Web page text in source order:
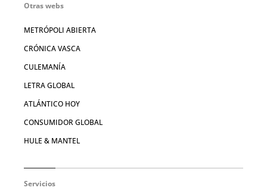
Otras webs
METRÓPOLI ABIERTA
CRÓNICA VASCA
CULEMANÍA
LETRA GLOBAL
ATLÁNTICO HOY
CONSUMIDOR GLOBAL
HULE & MANTEL
Servicios